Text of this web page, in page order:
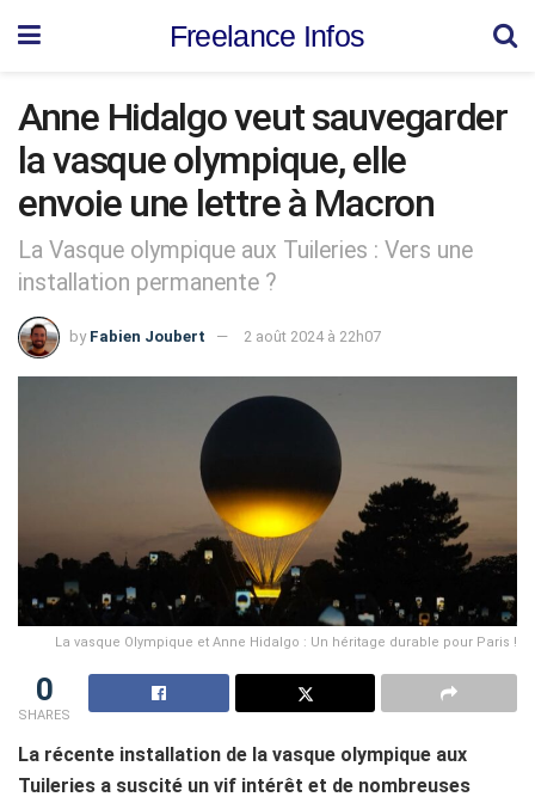
Freelance Infos
Anne Hidalgo veut sauvegarder
la vasque olympique, elle
envoie une lettre à Macron
La Vasque olympique aux Tuileries : Vers une
installation permanente ?
by Fabien Joubert 2 août 2024 à 22h07
La vasque Olympique et Anne Hidalgo : Un héritage durable pour Paris !
0
SHARES
La récente installation de la vasque olympique aux
Tuileries a suscité un vif intérêt et de nombreuses